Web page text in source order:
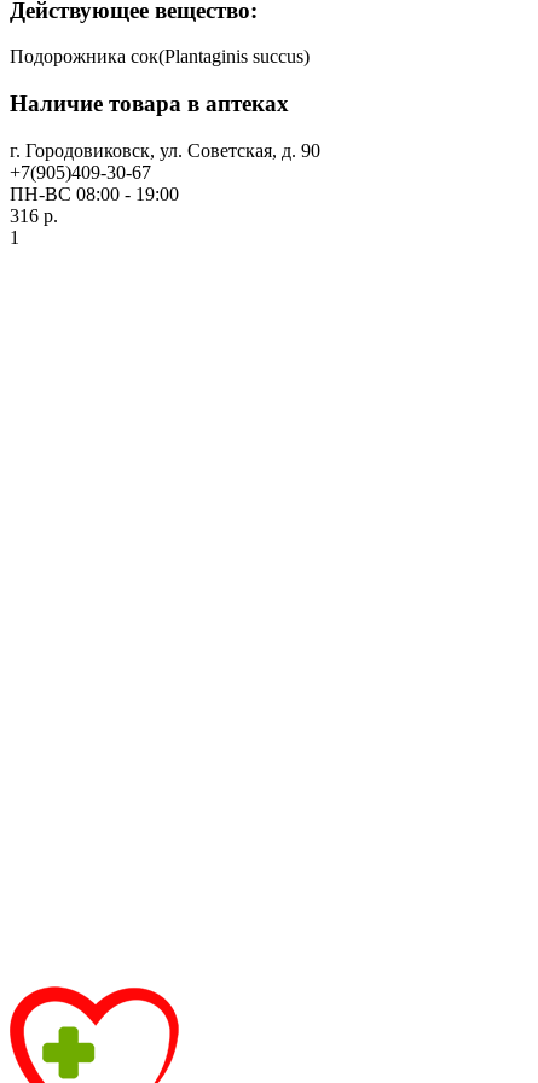
Действующее вещество:
Подорожника сок(Plantaginis succus)
Наличие товара в аптеках
г. Городовиковск, ул. Советская, д. 90
+7(905)409-30-67
ПН-ВС 08:00 - 19:00
316 р.
1